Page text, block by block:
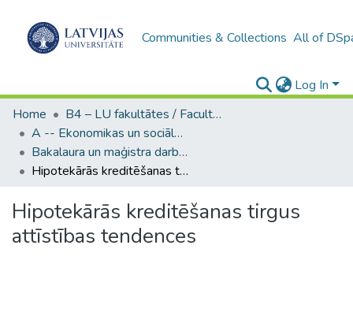
Communities & Collections All of
Log In
Home
B4 – LU fakultātes / Faculties of the UL
A -- Ekonomikas un sociālo zinātņu fakultāte / Faculty of Economics and Social Sciences
Bakalaura un maģistra darbi (ESZF) / Bachelor's and Master's theses
Hipotekārās kreditēšanas tirgus attīstības tendences
Hipotekārās kreditēšanas tirgus
attīstības tendences